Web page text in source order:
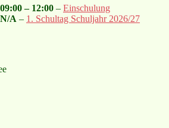
09:00 – 12:00 – Einschulung
A – 1. Schultag Schuljahr 2026/27